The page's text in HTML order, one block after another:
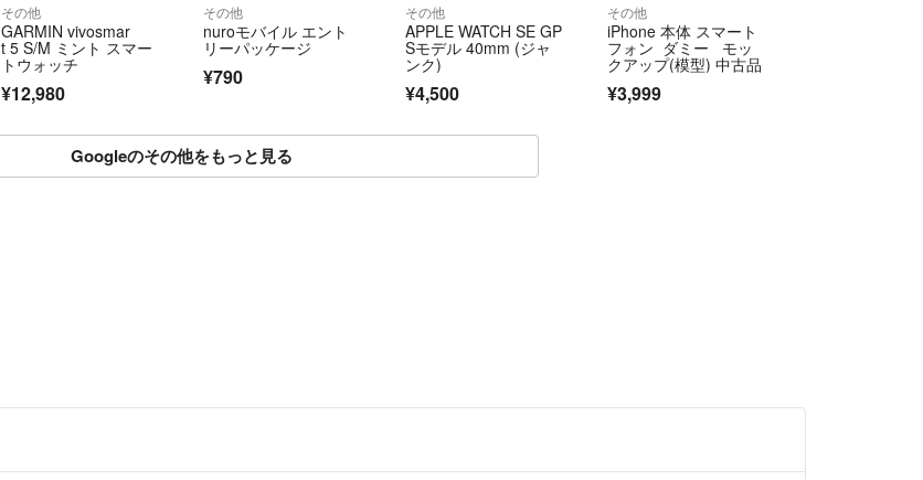
その他
GARMIN vivosmar
t 5 S/M ミント スマー
トウォッチ
¥12,980
その他
nuroモバイル エント
リーパッケージ
¥790
その他
APPLE WATCH SE GP
Sモデル 40mm (ジャ
ンク)
¥4,500
その他
iPhone 本体 スマート
フォン ダミー モッ
クアップ(模型) 中古品
¥3,999
Googleのその他をもっと見る